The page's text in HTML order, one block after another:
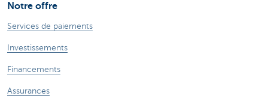
Notre offre
Services de paiements
Investissements
Financements
Assurances